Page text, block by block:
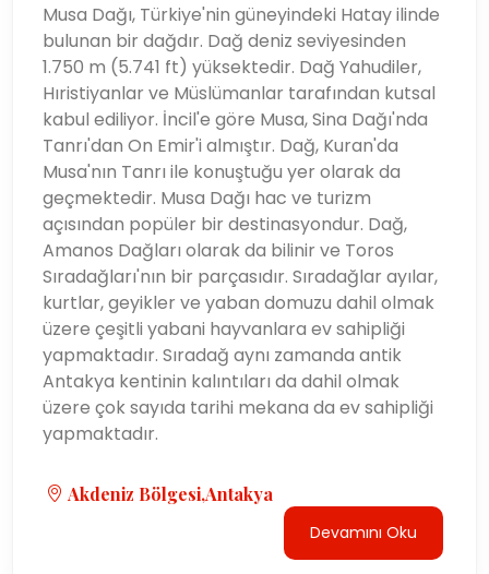
Musa Dağı, Türkiye'nin güneyindeki Hatay ilinde
bulunan bir dağdır. Dağ deniz seviyesinden
1.750 m (5.741 ft) yüksektedir. Dağ Yahudiler,
Hıristiyanlar ve Müslümanlar tarafından kutsal
kabul ediliyor. İncil'e göre Musa, Sina Dağı'nda
Tanrı'dan On Emir'i almıştır. Dağ, Kuran'da
Musa'nın Tanrı ile konuştuğu yer olarak da
geçmektedir. Musa Dağı hac ve turizm
açısından popüler bir destinasyondur. Dağ,
Amanos Dağları olarak da bilinir ve Toros
Sıradağları'nın bir parçasıdır. Sıradağlar ayılar,
kurtlar, geyikler ve yaban domuzu dahil olmak
üzere çeşitli yabani hayvanlara ev sahipliği
yapmaktadır. Sıradağ aynı zamanda antik
Antakya kentinin kalıntıları da dahil olmak
üzere çok sayıda tarihi mekana da ev sahipliği
yapmaktadır.
Akdeniz Bölgesi,Antakya
Devamını Oku